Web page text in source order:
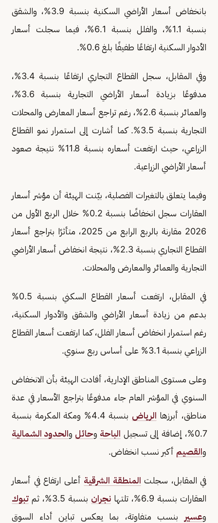
بانخفاض أسعار الأراضي السكنية بنسبة 3.9%، والشقق
بنسبة 1.1%، والفلل بنسبة 6.1%، فيما سجلت أسعار
الأدوار السكنية ارتفاعًا طفيفًا بلغ 0.6%.
وفي المقابل، سجل القطاع التجاري ارتفاعًا بنسبة 3.4%،
مدفوعًا بزيادة أسعار الأراضي التجارية بنسبة 3.6%،
والعمائر بنسبة 2.6%، رغم تراجع أسعار المعارض والمحلات
التجارية بنسبة 3.5%. كما أشارت إلى استمرار نمو القطاع
الزراعي، حيث ارتفعت أسعاره بنسبة 11.8% نتيجة صعود
أسعار الأراضي الزراعية.
وفيما يتعلق بالتغيرات الفصلية، بيّنت الهيئة أن مؤشر أسعار
العقارات سجل انخفاضًا بنسبة 0.2% خلال الربع الأول من
2026 مقارنة بالربع الرابع من 2025، متأثرًا بتراجع أسعار
القطاع التجاري بنسبة 2.3%، نتيجة انخفاض أسعار الأراضي
التجارية والعمائر والمعارض والمحلات.
في المقابل، ارتفعت أسعار القطاع السكني بنسبة 0.5%
بدعم من زيادة أسعار الأراضي والشقق والأدوار السكنية،
رغم استمرار انخفاض أسعار الفلل، كما ارتفعت أسعار القطاع
الزراعي بنسبة 3.1% على أساس ربع سنوي.
وعلى مستوى المناطق الإدارية، أفادت الهيئة بأن الانخفاض
السنوي في المؤشر العام جاء مدفوعًا بتراجع الأسعار في عدة
مناطق، أبرزها الرياض
بنسبة 4.4% ومكة المكرمة بنسبة
0.7%، إضافة إلى تسجيل
الباحة وحائل والحدود الشمالية
والقصيم أكبر نسب انخفاض.
في المقابل، سجلت المنطقة الشرقية أعلى ارتفاع في أسعار
العقارات بنسبة 6.9%، تلتها
نجران بنسبة 3.5%، ثم
تبوك
وعسير بنسب متفاوتة، بما يعكس تباين أداء السوق